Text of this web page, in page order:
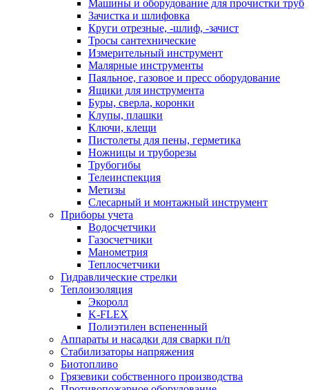
Машины и оборудование для прочистки труб
Зачистка и шлифовка
Круги отрезные, -шлиф, -зачист
Тросы сантехнические
Измерительный инструмент
Малярные инструменты
Паяльное, газовое и пресс оборудование
Ящики для инструмента
Буры, сверла, коронки
Клупы, плашки
Ключи, клещи
Пистолеты для пены, герметика
Ножницы и труборезы
Трубогибы
Телеинспекция
Метизы
Слесарный и монтажный инструмент
Приборы учета
Водосчетчики
Газосчетчики
Манометрия
Теплосчетчики
Гидравлические стрелки
Теплоизоляция
Экоролл
K-FLEX
Полиэтилен вспененный
Аппараты и насадки для сварки п/п
Стабилизаторы напряжения
Биотопливо
Грязевики собственного производства